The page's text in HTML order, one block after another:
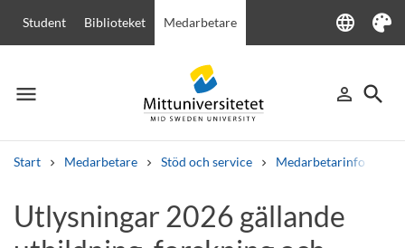
Student Biblioteket Medarbetare language
Language
Tema
menu
Meny person_outline
Logga in
search
Sök
Start Medarbetare Stöd och service Medarbetarinfo
Andra söktjänster
Utlysningar 2026 gällande